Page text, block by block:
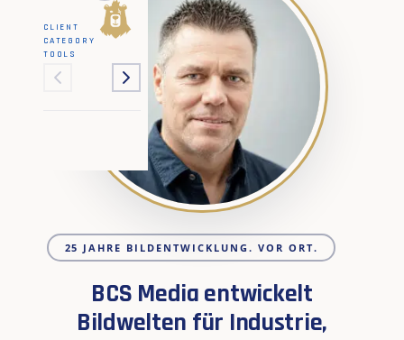
CLIENT
CATEGORY
TOOLS
25 JAHRE BILDENTWICKLUNG. VOR ORT.
BCS Media entwickelt
Bildwelten für Industrie,